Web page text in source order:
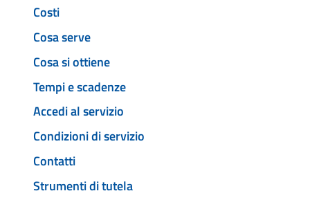
Costi
Cosa serve
Cosa si ottiene
Tempi e scadenze
Accedi al servizio
Condizioni di servizio
Contatti
Strumenti di tutela